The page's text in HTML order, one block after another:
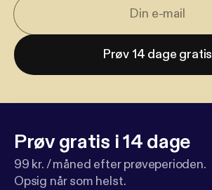
Prøv 14 dage gratis
Prøv gratis i 14 dage
99 kr. / måned efter prøveperioden.
Opsig når som helst.